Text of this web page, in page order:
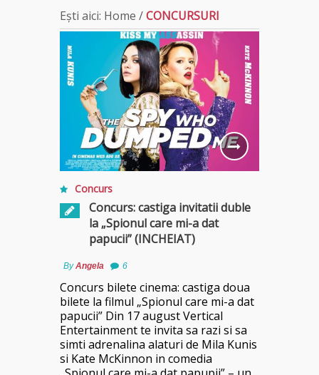
Ești aici: Home /CONCURSURI
Concurs
Concurs: castiga invitatii duble
la „Spionul care mi-a dat
papucii” (INCHEIAT)
ByAngela 6
Concurs bilete cinema: castiga doua
bilete la filmul „Spionul care mi-a dat
papucii” Din 17 august Vertical
Entertainment te invita sa razi si sa
simti adrenalina alaturi de Mila Kunis
si Kate McKinnon in comedia